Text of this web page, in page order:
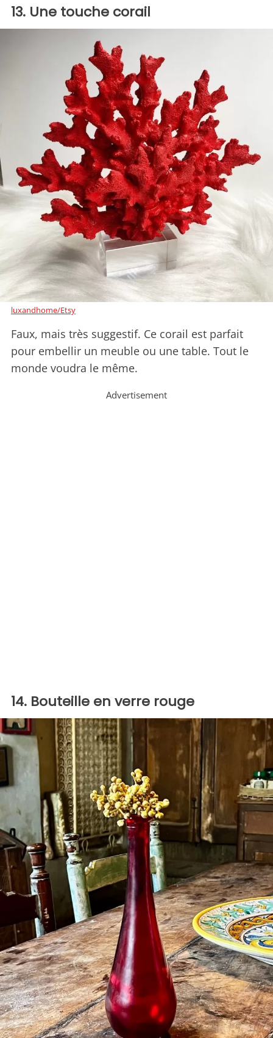
13. Une touche corail
luxandhome/Etsy
Faux, mais très suggestif. Ce corail est parfait
pour embellir un meuble ou une table. Tout le
monde voudra le même.
Advertisement
14. Bouteille en verre rouge